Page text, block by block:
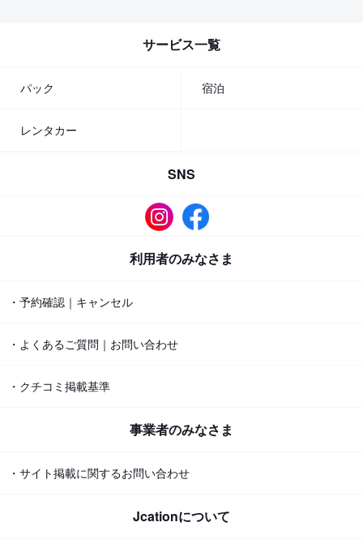
サービス一覧
パック 宿泊
レンタカー
SNS
利用者のみなさま
・予約確認｜キャンセル
・よくあるご質問｜お問い合わせ
・クチコミ掲載基準
事業者のみなさま
・サイト掲載に関するお問い合わせ
Jcationについて